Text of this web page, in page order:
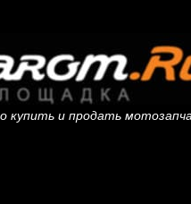
купить и продать